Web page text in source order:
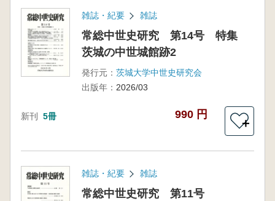
雑誌・紀要 雑誌
常総中世史研究 第14号 特集
茨城の中世城館跡2
発行元： 茨城大学中世史研究会
出版年： 2026/03
新刊 5冊 990 円
＋
雑誌・紀要 雑誌
常総中世史研究 第11号